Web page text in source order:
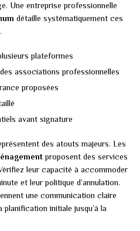
Une entreprise professionnelle
détaille systématiquement ces
plateformes
associations professionnelles
proposées
avant signature
des atouts majeurs. Les
proposent des services
leur capacité à accommoder
et leur politique d’annulation.
une communication claire
initiale jusqu’à la